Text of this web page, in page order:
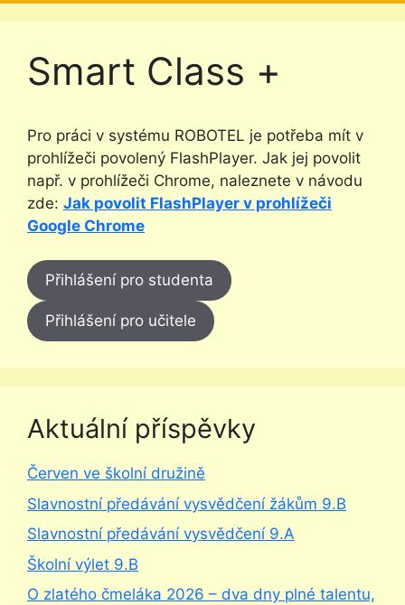
Smart Class +
Pro práci v systému ROBOTEL je potřeba mít v
prohlížeči povolený FlashPlayer. Jak jej povolit
např. v prohlížeči Chrome, naleznete v návodu
zde: Jak povolit FlashPlayer v prohlížeči
Google Chrome
Přihlášení pro studenta
Přihlášení pro učitele
Aktuální příspěvky
Červen ve školní družině
Slavnostní předávání vysvědčení žákům 9.B
Slavnostní předávání vysvědčení 9.A
Školní výlet 9.B
O zlatého čmeláka 2026 – dva dny plné talentu,